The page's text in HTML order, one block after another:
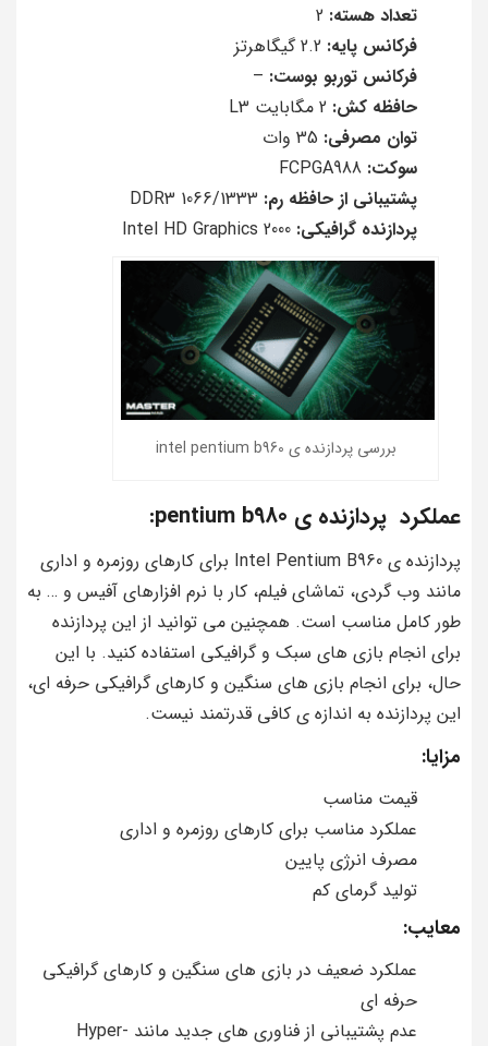
تعداد هسته:
فرکانس پایه:
فرکانس توربو بوست: –
حافظه کش:
توان مصرفی:
سوکت:
پشتیبانی از حافظه رم:
پردازنده گرافیکی:
بررسی پردازنده ی intel pentium b960
عملکرد پردازنده ی pentium b980:
پردازنده ی Intel Pentium B960 برای کارهای روزمره و اداری
مانند وب گردی، تماشای فیلم، کار با نرم افزارهای آفیس و … به
طور کامل مناسب است. همچنین می توانید از این پردازنده
برای انجام بازی های سبک و گرافیکی استفاده کنید. با این
حال، برای انجام بازی های سنگین و کارهای گرافیکی حرفه ای،
این پردازنده به اندازه ی کافی قدرتمند نیست.
مزایا:
قیمت مناسب
عملکرد مناسب برای کارهای روزمره و اداری
مصرف انرژی پایین
تولید گرمای کم
معایب:
عملکرد ضعیف در بازی های سنگین و کارهای گرافیکی
حرفه ای
عدم پشتیبانی از فناوری های جدید مانند Hyper-